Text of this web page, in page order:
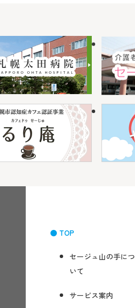
● TOP
セージュ山の手につ
いて
サービス案内